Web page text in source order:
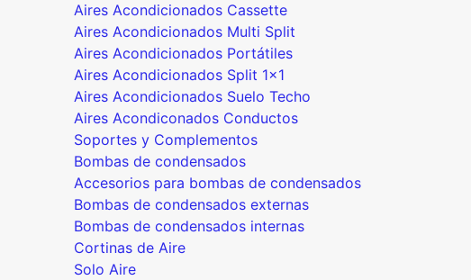
Aires Acondicionados Cassette
Aires Acondicionados Multi Split
Aires Acondicionados Portátiles
Aires Acondicionados Split 1x1
Aires Acondicionados Suelo Techo
Aires Acondiconados Conductos
Soportes y Complementos
Bombas de condensados
Accesorios para bombas de condensados
Bombas de condensados externas
Bombas de condensados internas
Cortinas de Aire
Solo Aire